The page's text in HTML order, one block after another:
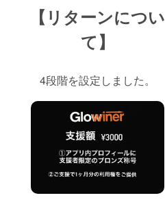
【リターンについ
て】
4段階を設定しました。